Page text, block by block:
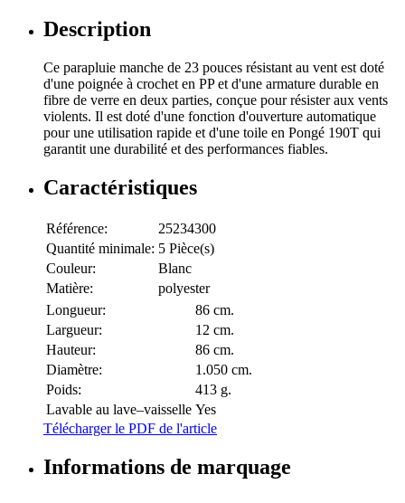
Description
Ce parapluie manche de 23 pouces résistant au vent est doté
d'une poignée à crochet en PP et d'une armature durable en
fibre de verre en deux parties, conçue pour résister aux vents
violents. Il est doté d'une fonction d'ouverture automatique
pour une utilisation rapide et d'une toile en Pongé 190T qui
garantit une durabilité et des performances fiables.
Caractéristiques
Référence:
25234300
Quantité minimale: 5 Pièce(s)
Couleur:
Blanc
Matière:
polyester
Longueur:
86 cm.
Largueur:
12 cm.
Hauteur:
86 cm.
Diamètre:
1.050 cm.
Poids:
413 g.
Lavable au lave–vaisselle Yes
Télécharger le PDF de l'article
Informations de marquage